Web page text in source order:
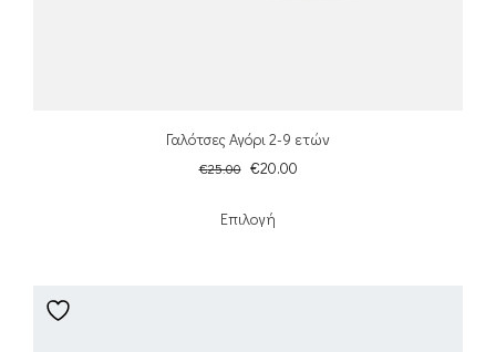
Γαλότσες Αγόρι 2-9 ετών
€25.00 €20.00
Επιλογή